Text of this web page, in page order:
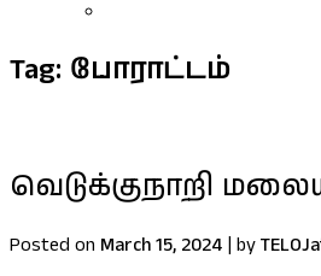
Tag: போராட்டம்
வெடுக்குநாறி
Posted on March 15, 2024 | by